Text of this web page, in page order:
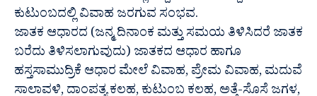
ಕುಟುಂಬದಲ್ಲಿ ವಿವಾಹ ಜರಗುವ ಸಂಭವ.
ಜಾತಕ ಆಧಾರದ (ಜನ್ಮ ದಿನಾಂಕ ಮತ್ತು ಸಮಯ ತಿಳಿಸಿದರೆ ಜಾತಕ
ಬರೆದು ತಿಳಿಸಲಾಗುವುದು) ಜಾತಕದ ಆಧಾರ ಹಾಗೂ
ಹಸ್ತಸಾಮುದ್ರಿಕೆ ಆಧಾರ ಮೇಲೆ ವಿವಾಹ, ಪ್ರೇಮ ವಿವಾಹ, ಮದುವೆ